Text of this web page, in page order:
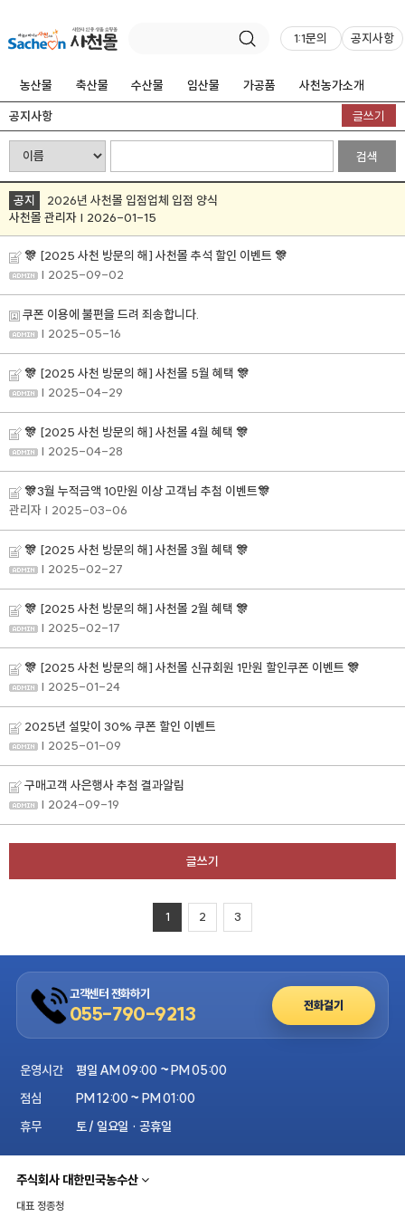
1:1문의 공지사항
농산물 축산물 수산물 임산물 가공품
사천농가소개
공지사항
글쓰기
검색
공지
2026년 사천몰 입점업체 입점 양식
사천몰 관리자 | 2026-01-15
🎊 [2025 사천 방문의 해] 사천몰 추석 할인 이벤트 🎊
| 2025-09-02
쿠폰 이용에 불편을 드려 죄송합니다.
| 2025-05-16
🎊 [2025 사천 방문의 해] 사천몰 5월 혜택 🎊
| 2025-04-29
🎊 [2025 사천 방문의 해] 사천몰 4월 혜택 🎊
| 2025-04-28
🎊3월 누적금액 10만원 이상 고객님 추첨 이벤트🎊
관리자 | 2025-03-06
🎊 [2025 사천 방문의 해] 사천몰 3월 혜택 🎊
| 2025-02-27
🎊 [2025 사천 방문의 해] 사천몰 2월 혜택 🎊
| 2025-02-17
🎊 [2025 사천 방문의 해] 사천몰 신규회원 1만원 할인쿠폰 이벤트 🎊
| 2025-01-24
2025년 설맞이 30% 쿠폰 할인 이벤트
| 2025-01-09
구매고객 사은행사 추첨 결과알림
| 2024-09-19
글쓰기
1 2 3
고객센터 전화하기
055-790-9213 전화걸기
운영시간
평일 AM 09:00 ~ PM 05:00
점심
PM 12:00 ~ PM 01:00
휴무
토 / 일요일 · 공휴일
주식회사 대한민국농수산
대표 정종청